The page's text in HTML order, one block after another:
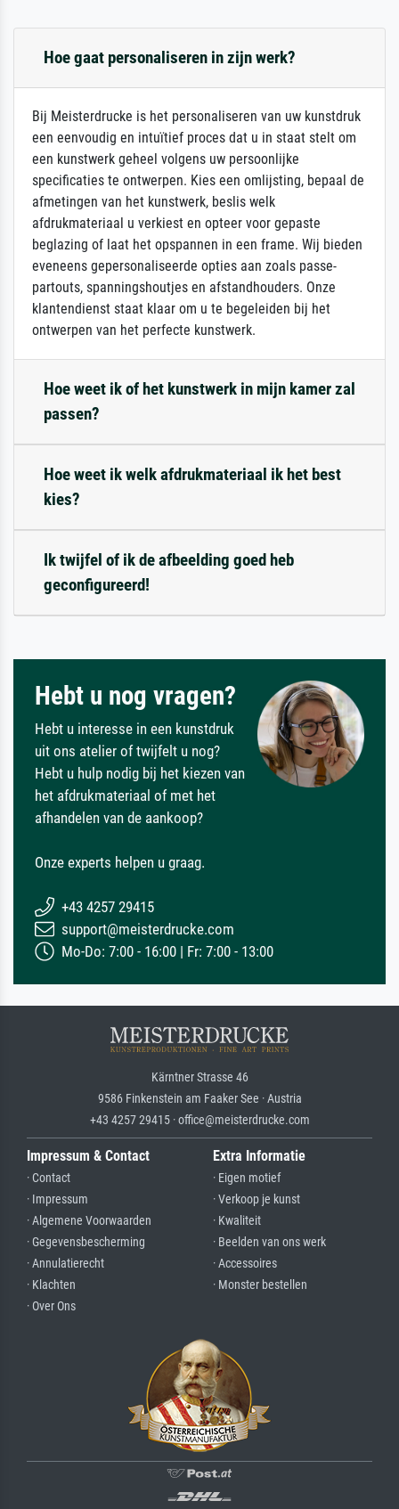
Hoe gaat personaliseren in zijn werk?
Bij Meisterdrucke is het personaliseren van uw kunstdruk
een eenvoudig en intuïtief proces dat u in staat stelt om
een kunstwerk geheel volgens uw persoonlijke
specificaties te ontwerpen. Kies een omlijsting, bepaal de
afmetingen van het kunstwerk, beslis welk
afdrukmateriaal u verkiest en opteer voor gepaste
beglazing of laat het opspannen in een frame. Wij bieden
eveneens gepersonaliseerde opties aan zoals passe-
partouts, spanningshoutjes en afstandhouders. Onze
klantendienst staat klaar om u te begeleiden bij het
ontwerpen van het perfecte kunstwerk.
Hoe weet ik of het kunstwerk in mijn kamer zal
passen?
Hoe weet ik welk afdrukmateriaal ik het best
kies?
Ik twijfel of ik de afbeelding goed heb
geconfigureerd!
Hebt u nog vragen?
Hebt u interesse in een kunstdruk
uit ons atelier of twijfelt u nog?
Hebt u hulp nodig bij het kiezen van
het afdrukmateriaal of met het
afhandelen van de aankoop?
Onze experts helpen u graag.
+43 4257 29415
support@meisterdrucke.com
Mo-Do: 7:00 - 16:00 | Fr: 7:00 - 13:00
Kärntner Strasse 46
9586 Finkenstein am Faaker See · Austria
+43 4257 29415 · office@meisterdrucke.com
Impressum & Contact
· Contact
· Impressum
· Algemene Voorwaarden
· Gegevensbescherming
· Annulatierecht
· Klachten
· Over Ons
Extra Informatie
· Eigen motief
· Verkoop je kunst
· Kwaliteit
· Beelden van ons werk
· Accessoires
· Monster bestellen